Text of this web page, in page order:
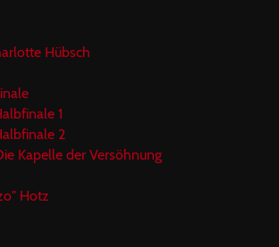
Hübsch
1
2
Kapelle der Versöhnung
Hotz